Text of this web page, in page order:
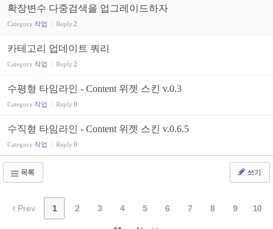
확장변수 다중검색을 업그레이드하자
Category 작업 Reply 2
카테고리 업데이트 쿼리
Category 작업 Reply 2
수평형 타임라인 - Content 위젯 스킨 v.0.3
Category 작업 Reply 0
수직형 타임라인 - Content 위젯 스킨 v.0.6.5
Category 작업 Reply 0
목록 쓰기
Prev 1 2 3 4 5 6 7 8 9 10